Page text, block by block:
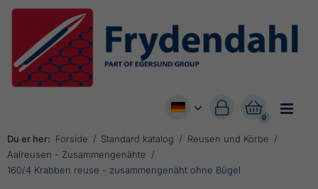


0
Du er her: Forside Standard katalog
Reusen und Körbe
Aalreusen - Zusammengenähte
160/4 Krabben reuse - zusammengenäht ohne Bügel